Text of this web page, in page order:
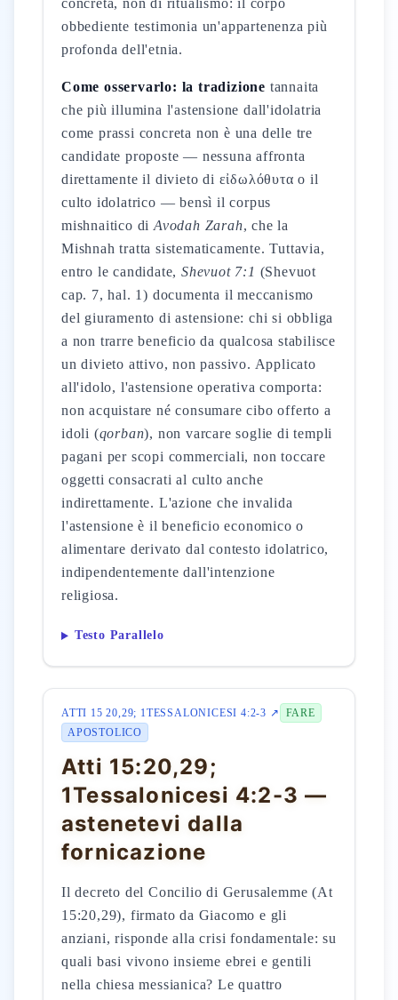
concreta, non di ritualismo: il corpo
obbediente testimonia un'appartenenza più
profonda dell'etnia.
Come osservarlo: la tradizione tannaita
che più illumina l'astensione dall'idolatria
come prassi concreta non è una delle tre
candidate proposte — nessuna affronta
direttamente il divieto di εἰδωλόθυτα o il
culto idolatrico — bensì il corpus
mishnaitico diAvodah Zarah, che la
Mishnah tratta sistematicamente. Tuttavia,
entro le candidate,Shevuot 7:1 (Shevuot
cap. 7, hal. 1) documenta il meccanismo
del giuramento di astensione: chi si obbliga
a non trarre beneficio da qualcosa stabilisce
un divieto attivo, non passivo. Applicato
all'idolo, l'astensione operativa comporta:
non acquistare né consumare cibo offerto a
idoli (qorban), non varcare soglie di templi
pagani per scopi commerciali, non toccare
oggetti consacrati al culto anche
indirettamente. L'azione che invalida
l'astensione è il beneficio economico o
alimentare derivato dal contesto idolatrico,
indipendentemente dall'intenzione
religiosa.
Testo Parallelo
ATTI 15 20,29; 1TESSALONICESI 4:2-3 ↗
FARE
APOSTOLICO
Atti 15:20,29;
1Tessalonicesi 4:2-3 —
astenetevi dalla
fornicazione
Il decreto del Concilio di Gerusalemme (At
15:20,29), firmato da Giacomo e gli
anziani, risponde alla crisi fondamentale: su
quali basi vivono insieme ebrei e gentili
nella chiesa messianica? Le quattro